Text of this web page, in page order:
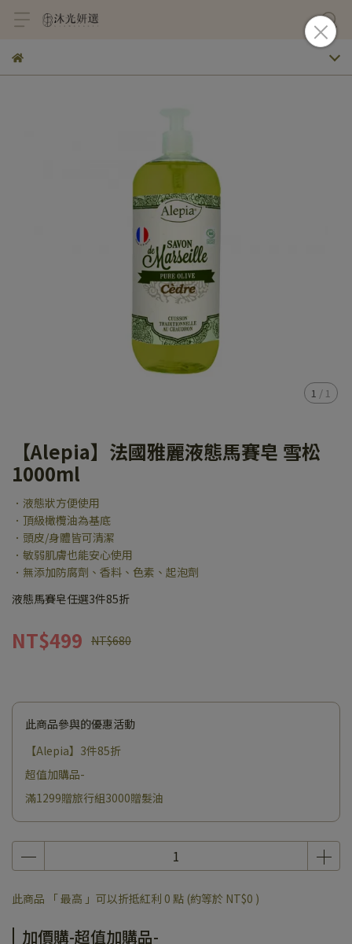
1 / 1
【Alepia】法國雅麗液態馬賽皂 雪松
1000ml
．液態狀方便使用
．頂級橄欖油為基底
．頭皮/身體皆可清潔
．敏弱肌膚也能安心使用
．無添加防腐劑、香料、色素、起泡劑
液態馬賽皂任選3件85折
NT$499 NT$680
此商品參與的優惠活動
【Alepia】3件85折
超值加購品-
滿1299贈旅行組3000贈髮油
此商品 「 最高 」可以折抵紅利 0 點 (約等於 NT$0 )
加價購-超值加購品-